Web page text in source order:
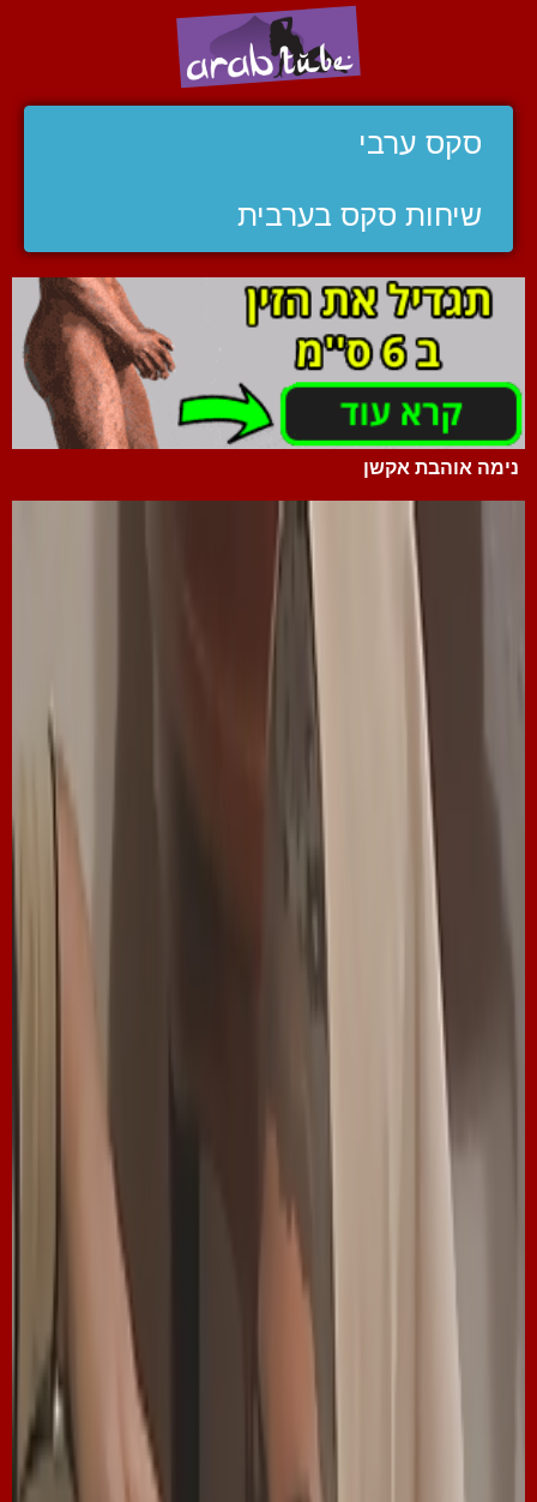
סקס ערבי
שיחות סקס בערבית
נימה אוהבת אקשן